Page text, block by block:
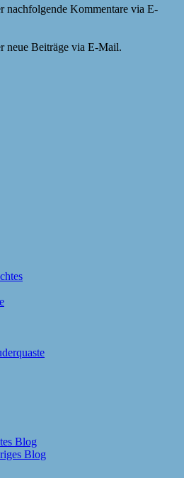
nachfolgende Kommentare via E-
neue Beiträge via E-Mail.
Blog
Blog